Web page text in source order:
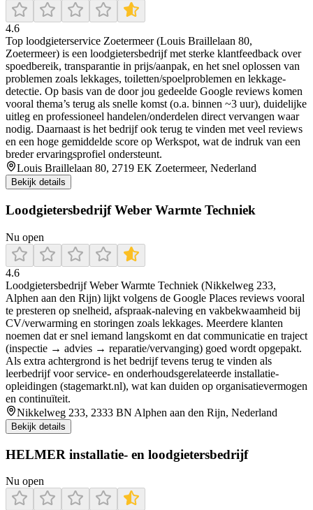
4.6
Top loodgieterservice Zoetermeer (Louis Braillelaan 80,
Zoetermeer) is een loodgietersbedrijf met sterke klantfeedback over
spoedbereik, transparantie in prijs/aanpak, en het snel oplossen van
problemen zoals lekkages, toiletten/spoelproblemen en lekkage-
detectie. Op basis van de door jou gedeelde Google reviews komen
vooral thema’s terug als snelle komst (o.a. binnen ~3 uur), duidelijke
uitleg en professioneel handelen/onderdelen direct vervangen waar
nodig. Daarnaast is het bedrijf ook terug te vinden met veel reviews
en een hoge gemiddelde score op Werkspot, wat de indruk van een
breder ervaringsprofiel ondersteunt.
Louis Braillelaan 80, 2719 EK Zoetermeer, Nederland
Bekijk details
Loodgietersbedrijf Weber Warmte Techniek
Nu open
4.6
Loodgietersbedrijf Weber Warmte Techniek (Nikkelweg 233,
Alphen aan den Rijn) lijkt volgens de Google Places reviews vooral
te presteren op snelheid, afspraak-naleving en vakbekwaamheid bij
CV/verwarming en storingen zoals lekkages. Meerdere klanten
noemen dat er snel iemand langskomt en dat communicatie en traject
(inspectie → advies → reparatie/vervanging) goed wordt opgepakt.
Als extra achtergrond is het bedrijf tevens terug te vinden als
leerbedrijf voor service- en onderhoudsgerelateerde installatie-
opleidingen (stagemarkt.nl), wat kan duiden op organisatievermogen
en continuïteit.
Nikkelweg 233, 2333 BN Alphen aan den Rijn, Nederland
Bekijk details
HELMER installatie- en loodgietersbedrijf
Nu open